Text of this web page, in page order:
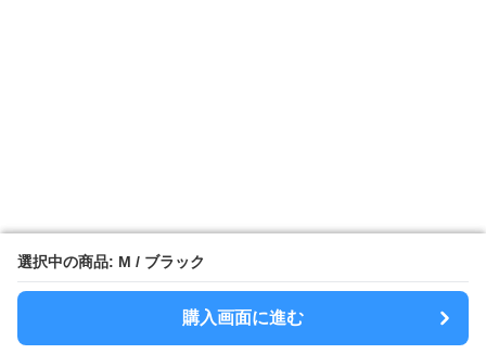
選択中の商品: M / ブラック
購入画面に進む
選択中の商品: M / ブラック
購入画面に進む